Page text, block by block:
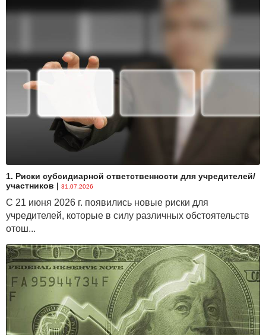
1. Риски субсидиарной ответственности для учредителей/
участников | 31.07.2026
С 21 июня 2026 г. появились новые риски для
учредителей, которые в силу различных обстоятельств
отош...